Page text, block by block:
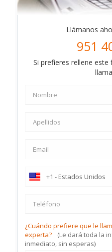
Llámanos
951
Si prefieres rellene
¿Cuándo prefiere que le
experta?
(Le dará toda la
inmediato, sin esperas)